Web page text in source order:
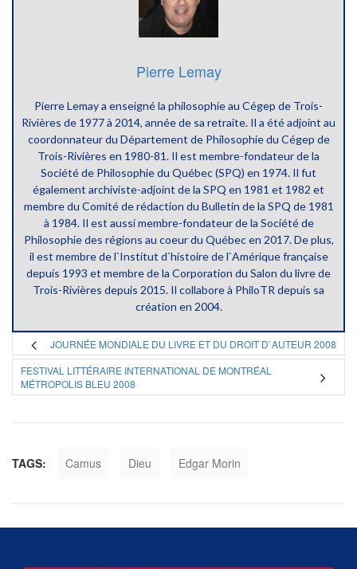
Pierre Lemay
Pierre Lemay a enseigné la philosophie au Cégep de Trois-
Rivières de 1977 à 2014, année de sa retraite. Il a été adjoint au
coordonnateur du Département de Philosophie du Cégep de
Trois-Rivières en 1980-81. Il est membre-fondateur de la
Société de Philosophie du Québec (SPQ) en 1974. Il fut
également archiviste-adjoint de la SPQ en 1981 et 1982 et
membre du Comité de rédaction du Bulletin de la SPQ de 1981
à 1984. Il est aussi membre-fondateur de la Société de
Philosophie des régions au coeur du Québec en 2017. De plus,
il est membre de l`Institut d`histoire de l`Amérique française
depuis 1993 et membre de la Corporation du Salon du livre de
Trois-Rivières depuis 2015. Il collabore à PhiloTR depuis sa
création en 2004.
JOURNÉE MONDIALE DU LIVRE ET DU DROIT D`AUTEUR 2008
FESTIVAL LITTÉRAIRE INTERNATIONAL DE MONTRÉAL
MÉTROPOLIS BLEU 2008
TAGS: Camus Dieu Edgar Morin